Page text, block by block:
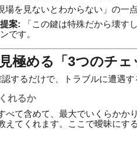
場を見ないとわからない」の一
案: 「この鍵は特殊だから壊す
です。
極める「3つのチェ
するだけで、トラブルに遭遇す
れるか
べて含めて、最大でいくらか
てくれます。ここで曖昧にす